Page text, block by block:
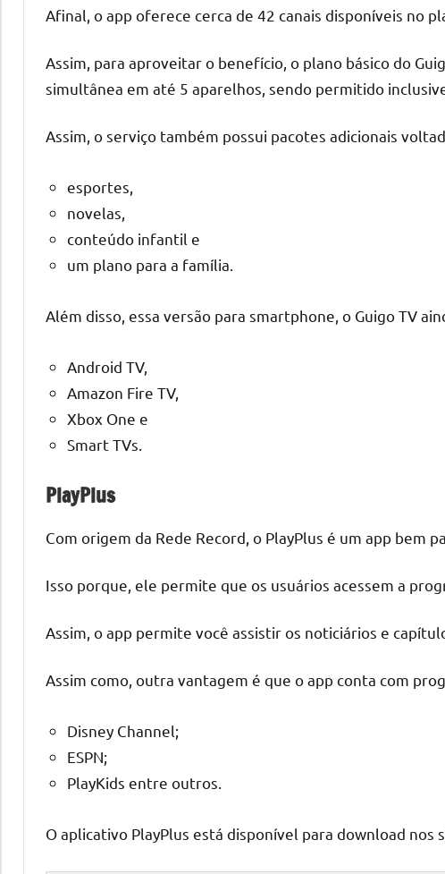
Afinal, o app oferece cerca de 42 canais disponíveis no
Assim, para aproveitar o benefício, o plano básico do
simultânea em até 5 aparelhos, sendo permitido
Assim, o serviço também possui pacotes adicionais
esportes,
novelas,
conteúdo infantil e
um plano para a família.
Além disso, essa versão para smartphone, o Guigo TV
Android TV,
Amazon Fire TV,
Xbox One e
Smart TVs.
PlayPlus
Com origem da Rede Record, o PlayPlus é um app bem
Isso porque, ele permite que os usuários acessem a
Assim, o app permite você assistir os noticiários e
Assim como, outra vantagem é que o app conta com
Disney Channel;
ESPN;
PlayKids entre outros.
O aplicativo PlayPlus está disponível para download nos